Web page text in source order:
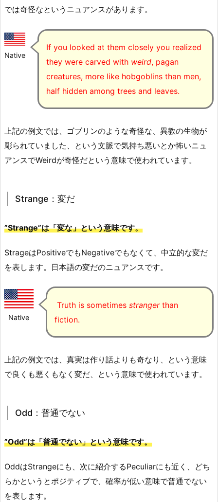
では奇怪なというニュアンスがあります。
Native
If you looked at them closely you realized
they were carved with weird, pagan
creatures, more like hobgoblins than men,
half hidden among trees and leaves.
上記の例文では、ゴブリンのような奇怪な、異教の生物が
彫られていました、という文脈で気持ち悪いとか怖いニュ
アンスでWeirdが奇怪だという意味で使われています。
Strange：変だ
”Strange”は「変な」という意味です。
StrageはPositiveでもNegativeでもなくて、中立的な変だ
を表します。日本語の変だのニュアンスです。
Native
Truth is sometimes strangerthan
fiction.
上記の例文では、真実は作り話よりも奇なり、という意味
で良くも悪くもなく変だ、という意味で使われています。
Odd：普通でない
”Odd”は「普通でない」という意味です。
OddはStrangeにも、次に紹介するPeculiarにも近く、どち
らかというとポジティブで、確率が低い意味で普通でない
を表します。